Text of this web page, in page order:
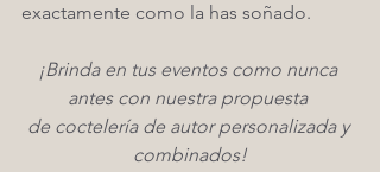
exactamente como la has soñado.
¡Brinda en tus eventos como nunca
antes con nuestra propuesta
de coctelería de autor personalizada y
combinados!